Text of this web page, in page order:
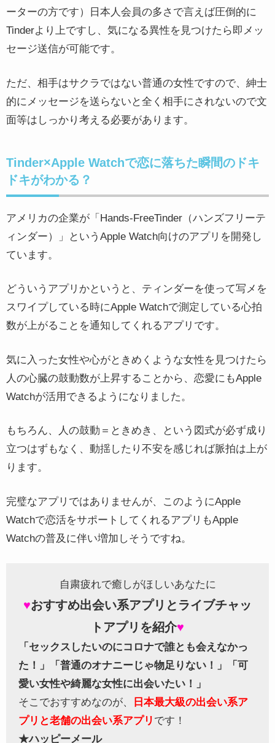
ーターの方です）日本人会員の多さで言えば圧倒的に
Tinderより上ですし、気になる異性を見つけたら即メッ
セージ送信が可能です。
ただ、相手はサクラではない普通の女性ですので、紳士
的にメッセージを送らないと全く相手にされないので文
面等はしっかり考える必要があります。
Tinder×Apple Watchで恋に落ちた瞬間のドキ
ドキがわかる？
アメリカの企業が「Hands-FreeTinder（ハンズフリーテ
ィンダー）」というApple Watch向けのアプリを開発し
ています。
どういうアプリかというと、ティンダーを使って写メを
スワイプしている時にApple Watchで測定している心拍
数が上がることを通知してくれるアプリです。
気に入った女性や心がときめくような女性を見つけたら
人の心臓の鼓動数が上昇することから、恋愛にもApple
Watchが活用できるようになりました。
もちろん、人の鼓動＝ときめき、という図式が必ず成り
立つはずもなく、動揺したり不安を感じれば脈拍は上が
ります。
完璧なアプリではありませんが、このようにApple
Watchで恋活をサポートしてくれるアプリもApple
Watchの普及に伴い増加しそうですね。
自粛疲れで癒しがほしいあなたに
♥おすすめ出会い系アプリとライブチャッ
トアプリを紹介♥
「セックスしたいのにコロナで誰とも会えなかっ
た！」
「普通のオナニーじゃ物足りない！」
「可
愛い女性や綺麗な女性に出会いたい！」
そこでおすすめなのが、
日本最大級の出会い系ア
プリと老舗の出会い系アプリ です！
★ハッピーメール